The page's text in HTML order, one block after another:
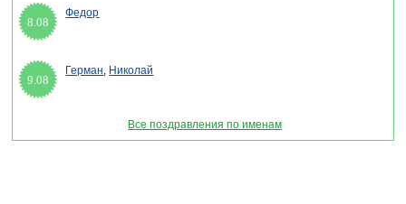
8.08
Федор
9.08
Герман, Николай
Все поздравления по именам